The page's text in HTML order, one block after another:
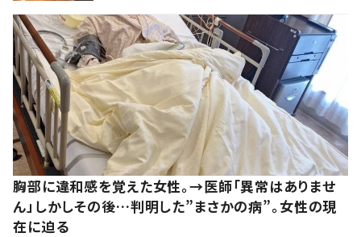
胸部に違和感を覚えた女性。→医師「異常はありませ
ん」しかしその後…判明した”まさかの病”。女性の現
在に迫る